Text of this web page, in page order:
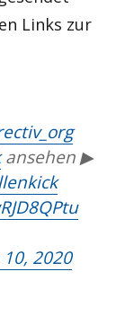
Links zur
ansehen ▶
10, 2020